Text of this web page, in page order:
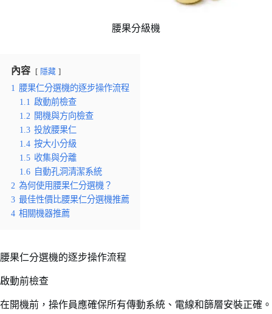
腰果分級機
內容 隱藏
1 腰果仁分選機的逐步操作流程
1.1 啟動前檢查
1.2 開機與方向檢查
1.3 投放腰果仁
1.4 按大小分級
1.5 收集與分離
1.6 自動孔洞清潔系統
2 為何使用腰果仁分選機？
3 最佳性價比腰果仁分選機推薦
4 相關機器推薦
腰果仁分選機的逐步操作流程
啟動前檢查
在開機前，操作員應確保所有傳動系統、電線和篩層安裝正確。